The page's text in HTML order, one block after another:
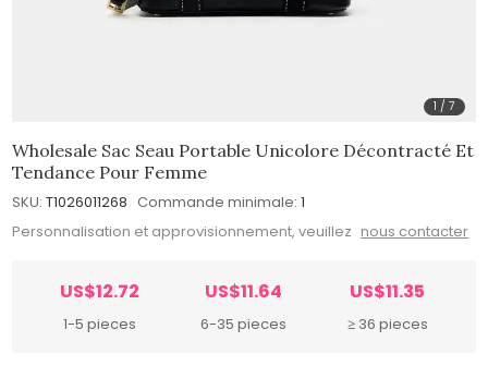
1 /7
Wholesale Sac Seau Portable Unicolore Décontracté Et
Tendance Pour Femme
SKU: T1026011268 Commande minimale: 1
Personnalisation et approvisionnement, veuillez nous contacter
US$12.72
1-5 pieces
US$11.64
6-35 pieces
US$11.35
≥ 36 pieces